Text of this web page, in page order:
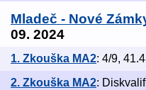
Mladeč - Nové
09. 2024
1. Zkouška MA2: 4/9,
2. Zkouška MA2: